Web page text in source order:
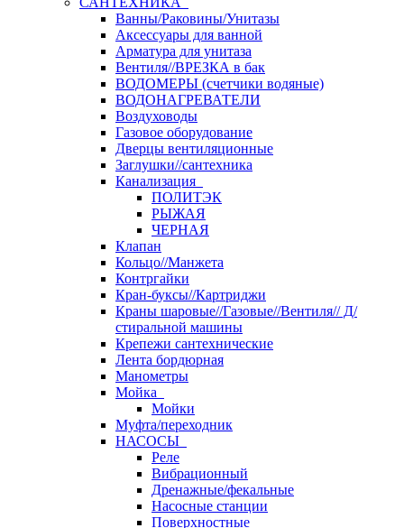
Ванны/Раковины/Унитазы
Аксессуары для ванной
Арматура для унитаза
Вентиля//ВРЕЗКА в бак
ВОДОМЕРЫ (счетчики водяные)
ВОДОНАГРЕВАТЕЛИ
Воздуховоды
Газовое оборудование
Дверцы вентиляционные
Заглушки//сантехника
Канализация
ПОЛИТЭК
РЫЖАЯ
ЧЕРНАЯ
Клапан
Кольцо//Манжета
Контргайки
Кран-буксы//Картриджи
Краны шаровые//Газовые//Вентиля// Д/
стиральной машины
Крепежи сантехнические
Лента бордюрная
Манометры
Мойка
Мойки
Муфта/переходник
НАСОСЫ
Реле
Вибрационный
Дренажные/фекальные
Насосные станции
Поверхностные